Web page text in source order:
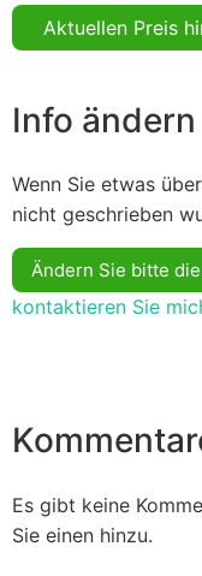
Aktuellen Preis
Info ändern
Wenn Sie etwas
nicht geschrieben
Ändern Sie bitte
kontaktieren Sie
Es gibt keine
Sie einen hinzu.